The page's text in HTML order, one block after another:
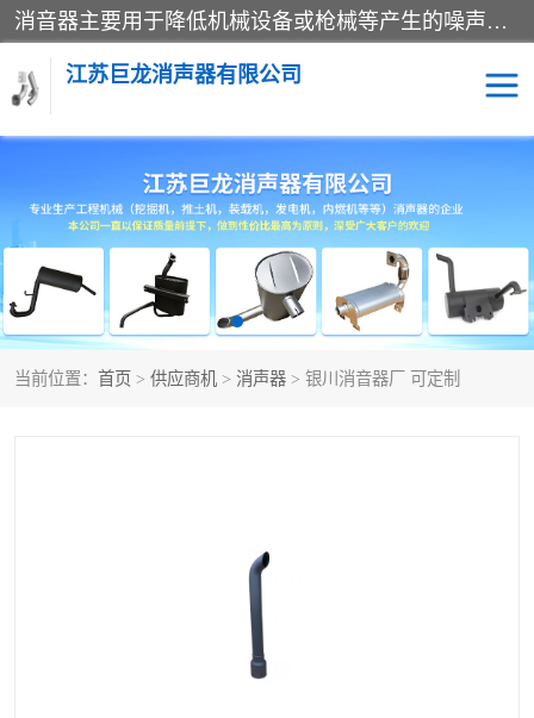
消音器主要用于降低机械设备或枪械等产生的噪声。它通过阻尼或增加排气面积来降低排气速度和功率，从而降低噪声。常见的消音器类型包括阻性消声器、抗性消声器、共振消声器以及阻抗复合式消声器等。这些消音器各有特点，适用于不同频率的噪声消除。
江苏巨龙消声器有限公司
当前位置： 首页 > 供应商机 > 消声器 > 银川消音器厂 可定制
消声器